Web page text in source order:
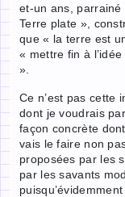
et-un ans,
Terre plate »,
que « la terre est
« mettre fin à
».
Ce n’est pas cette
dont je voudrais
façon concrète
vais le faire non
proposées par les
par les savants